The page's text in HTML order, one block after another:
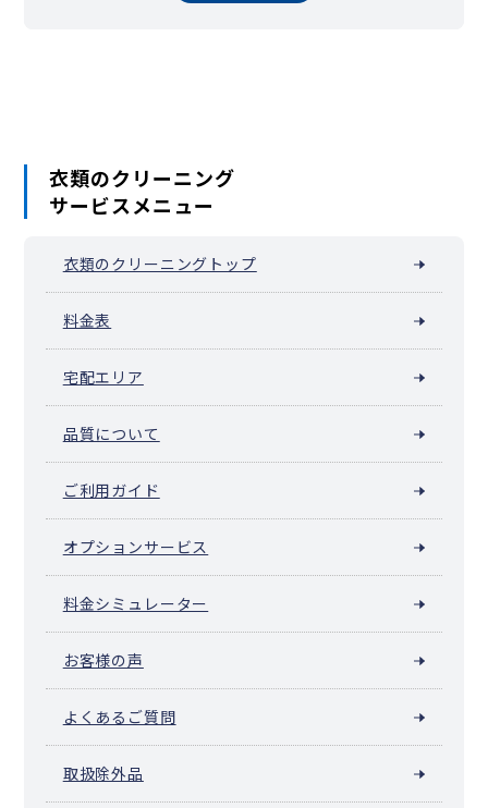
衣類のクリーニング
サービスメニュー
衣類のクリーニングトップ
料金表
宅配エリア
品質について
ご利用ガイド
オプションサービス
料金シミュレーター
お客様の声
よくあるご質問
取扱除外品